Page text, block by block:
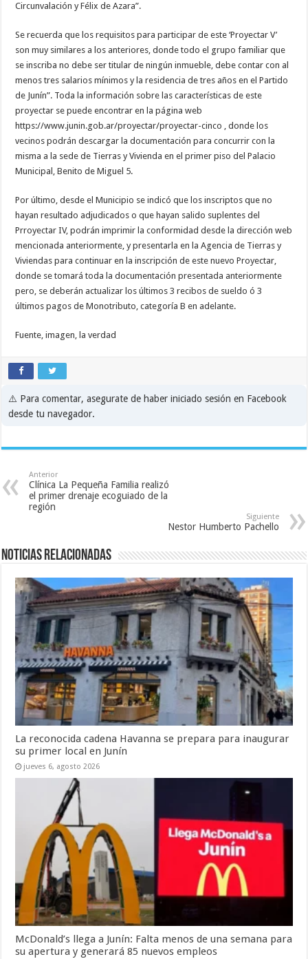
Circunvalación y Félix de Azara”.
Se recuerda que los requisitos para participar de este ‘Proyectar V’
son muy similares a los anteriores, donde todo el grupo familiar que
se inscriba no debe ser titular de ningún inmueble, debe contar con al
menos tres salarios mínimos y la residencia de tres años en el Partido
de Junín”. Toda la información sobre las características de este
proyectar se puede encontrar en la página web
https://www.junin.gob.ar/proyectar/proyectar-cinco , donde los
vecinos podrán descargar la documentación para concurrir con la
misma a la sede de Tierras y Vivienda en el primer piso del Palacio
Municipal, Benito de Miguel 5.
Por último, desde el Municipio se indicó que los inscriptos que no
hayan resultado adjudicados o que hayan salido suplentes del
Prroyectar IV, podrán imprimir la conformidad desde la dirección web
mencionada anteriormente, y presentarla en la Agencia de Tierras y
Viviendas para continuar en la inscripción de este nuevo Proyectar,
donde se tomará toda la documentación presentada anteriormente
pero, se deberán actualizar los últimos 3 recibos de sueldo ó 3
últimos pagos de Monotributo, categoría B en adelante.
Fuente, imagen, la verdad
⚠️ Para comentar, asegurate de haber iniciado sesión en Facebook
desde tu navegador.
Anterior
Clínica La Pequeña Familia realizó
el primer drenaje ecoguiado de la
región
Siguiente
Nestor Humberto Pachello
Noticias relacionadas
La reconocida cadena Havanna se prepara para inaugurar
su primer local en Junín
jueves 6, agosto 2026
McDonald’s llega a Junín: Falta menos de una semana para
su apertura y generará 85 nuevos empleos